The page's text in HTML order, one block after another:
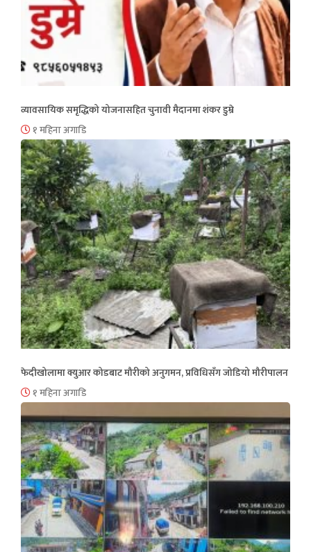
व्यावसायिक समृद्धिको योजनासहित चुनावी मैदानमा शंकर डुम्रे
१ महिना अगाडि
फेदीखोलामा क्युआर कोडबाट मौरीको अनुगमन, प्रविधिसँग जोडियो मौरीपालन
१ महिना अगाडि